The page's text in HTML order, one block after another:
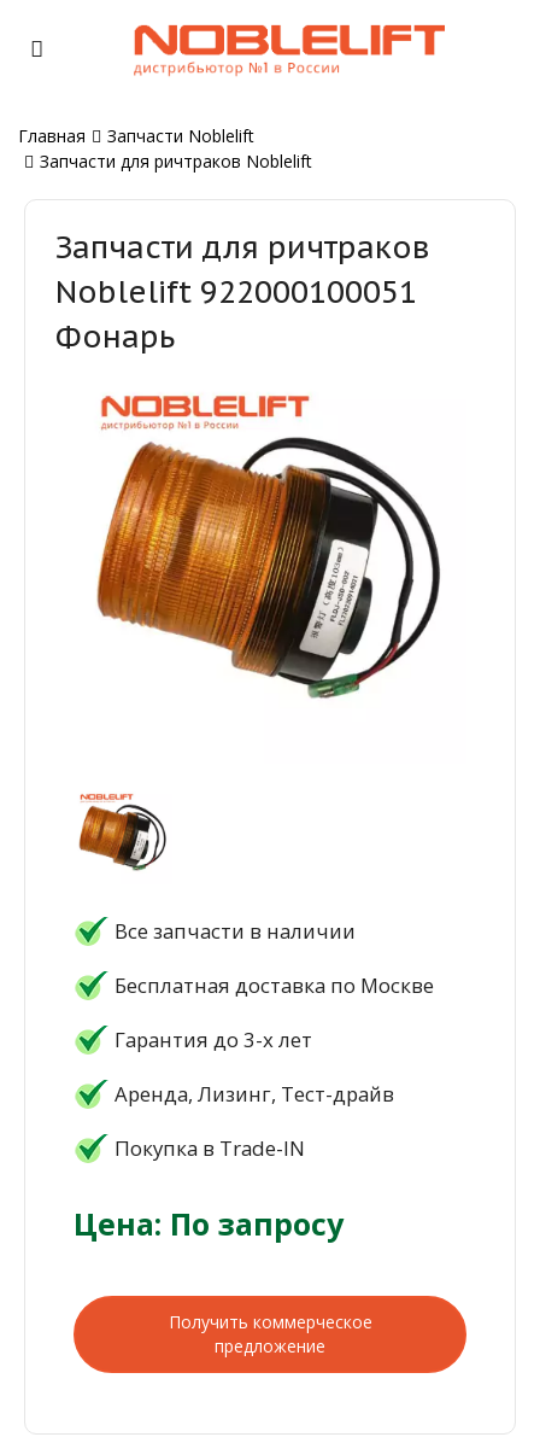
Главная
Запчасти Noblelift
Запчасти для ричтраков Noblelift
Запчасти для ричтраков
Noblelift 922000100051
Фонарь
Все запчасти в наличии
Бесплатная доставка по Москве
Гарантия до 3-х лет
Аренда, Лизинг, Тест-драйв
Покупка в Trade-IN
Цена: По запросу
Получить коммерческое
предложение